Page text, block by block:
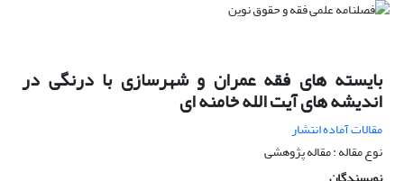
بایسته های فقه عمران و شهرسازی با درنگی در
اندیشه های آیت الله خامنه ای
مقالات آماده انتشار
نوع مقاله : مقاله پژوهشی